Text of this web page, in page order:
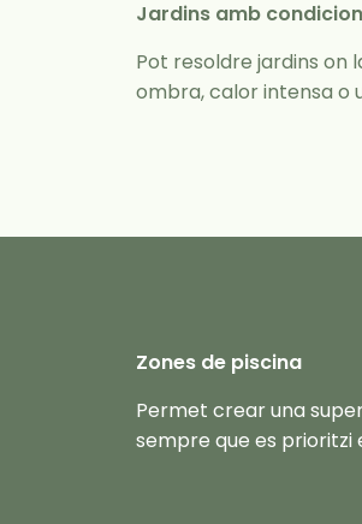
Jardins amb
Pot resoldre jardins on
ombra, calor intensa o
Zones de piscina
Permet crear una
sempre que es prioritzi